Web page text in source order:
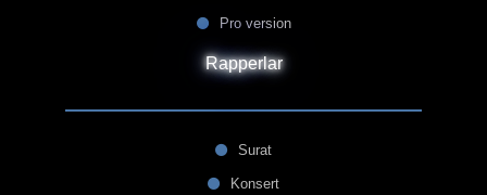
Pro version
Rapperlar
Surat
Konsert